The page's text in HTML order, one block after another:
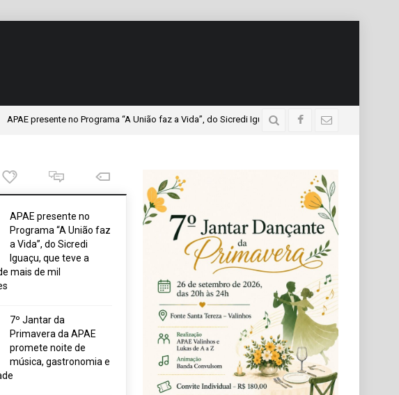
no Programa “A União faz a Vida”, do Sicredi Iguaçu, que teve a presença de mais de mil
APAE presente no
Programa “A União faz
a Vida”, do Sicredi
Iguaçu, que teve a
mais de mil
7º Jantar da
Primavera da APAE
promete noite de
música, gastronomia e